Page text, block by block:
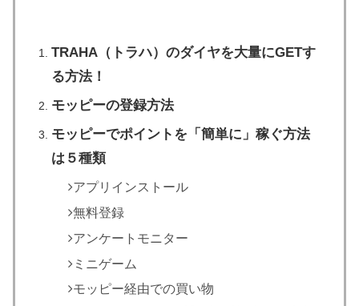
TRAHA（トラハ）のダイヤを大量にGETす
る方法！
モッピーの登録方法
モッピーでポイントを「簡単に」稼ぐ方法
は５種類
アプリインストール
無料登録
アンケートモニター
ミニゲーム
モッピー経由での買い物